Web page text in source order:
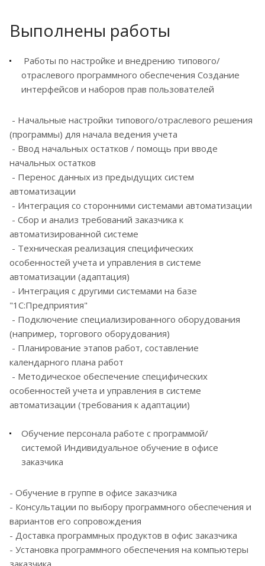
Выполнены работы
Работы по настройке и внедрению типового/
отраслевого программного обеспечения Создание
интерфейсов и наборов прав пользователей
- Начальные настройки типового/отраслевого решения
(программы) для начала ведения учета
- Ввод начальных остатков / помощь при вводе
начальных остатков
- Перенос данных из предыдущих систем
автоматизации
- Интеграция со сторонними системами автоматизации
- Сбор и анализ требований заказчика к
автоматизированной системе
- Техническая реализация специфических
особенностей учета и управления в системе
автоматизации (адаптация)
- Интеграция с другими системами на базе
"1С:Предприятия"
- Подключение специализированного оборудования
(например, торгового оборудования)
- Планирование этапов работ, составление
календарного плана работ
- Методическое обеспечение специфических
особенностей учета и управления в системе
автоматизации (требования к адаптации)
Обучение персонала работе с программой/
системой Индивидуальное обучение в офисе
заказчика
- Обучение в группе в офисе заказчика
- Консультации по выбору программного обеспечения и
вариантов его сопровождения
- Доставка программных продуктов в офис заказчика
- Установка программного обеспечения на компьютеры
заказчика